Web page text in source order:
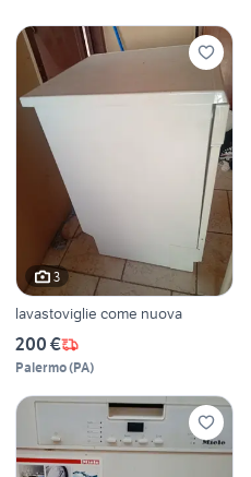
3
lavastoviglie come nuova
200 €
Palermo(PA)